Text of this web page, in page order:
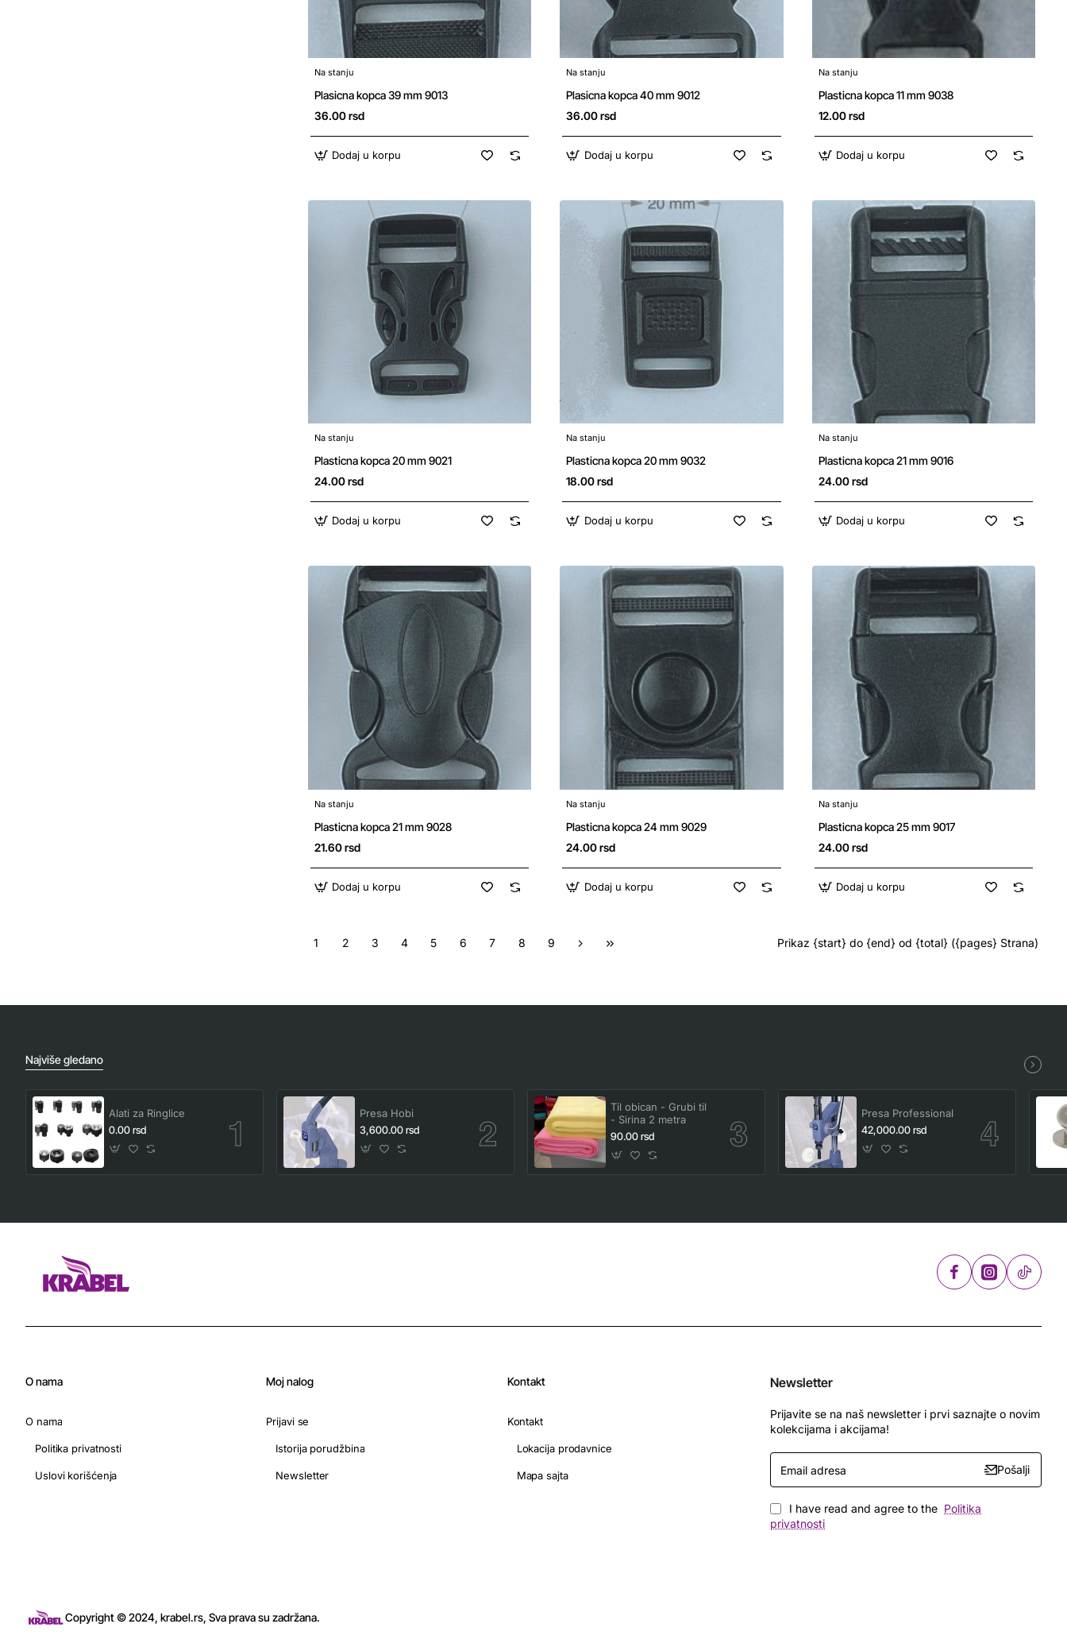
Na stanju
Plasicna kopca 39 mm 9013
36.00 rsd
Dodaj u korpu
Na stanju
Plasicna kopca 40 mm 9012
36.00 rsd
Dodaj u korpu
Na stanju
Plasticna kopca 11 mm 9038
12.00 rsd
Dodaj u korpu
Na stanju
Plasticna kopca 20 mm 9021
24.00 rsd
Dodaj u korpu
Na stanju
Plasticna kopca 20 mm 9032
18.00 rsd
Dodaj u korpu
Na stanju
Plasticna kopca 21 mm 9016
24.00 rsd
Dodaj u korpu
Na stanju
Plasticna kopca 21 mm 9028
21.60 rsd
Dodaj u korpu
Na stanju
Plasticna kopca 24 mm 9029
24.00 rsd
Dodaj u korpu
Na stanju
Plasticna kopca 25 mm 9017
24.00 rsd
Dodaj u korpu
1 2 3 4 5 6 7 8 9 Prikaz {start} do {end} od {total} ({pages} Strana)
Najviše gledano
Alati za Ringlice
0.00 rsd
Presa Hobi
3,600.00 rsd
Til obican - Grubi til
- Sirina 2 metra
90.00 rsd
Presa Professional
42,000.00 rsd
O nama
O nama
Politika privatnosti
Uslovi korišćenja
Moj nalog
Prijavi se
Istorija porudžbina
Newsletter
Kontakt
Kontakt
Lokacija prodavnice
Mapa sajta
Newsletter
Prijavite se na naš newsletter i prvi saznajte o novim
kolekcijama i akcijama!
Email
adresa
Pošalji
I have read and agree to the Politika
privatnosti
Copyright © 2024, krabel.rs, Sva prava su zadržana.